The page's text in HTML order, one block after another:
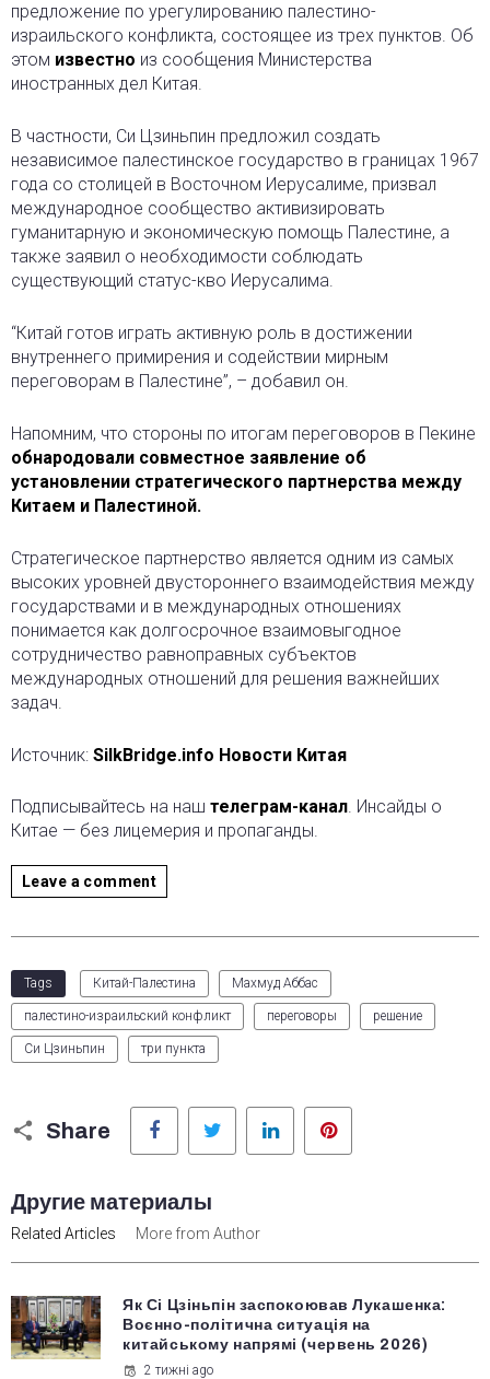
предложение по урегулированию палестино-
израильского конфликта, состоящее из трех пунктов. Об
этом известно из сообщения Министерства
иностранных дел Китая.
В частности, Си Цзиньпин предложил создать
независимое палестинское государство в границах 1967
года со столицей в Восточном Иерусалиме, призвал
международное сообщество активизировать
гуманитарную и экономическую помощь Палестине, а
также заявил о необходимости соблюдать
существующий статус-кво Иерусалима.
“Китай готов играть активную роль в достижении
внутреннего примирения и содействии мирным
переговорам в Палестине”, – добавил он.
Напомним, что стороны по итогам переговоров в Пекине
обнародовали совместное заявление об
установлении стратегического партнерства между
Китаем и Палестиной.
Стратегическое партнерство является одним из самых
высоких уровней двустороннего взаимодействия между
государствами и в международных отношениях
понимается как долгосрочное взаимовыгодное
сотрудничество равноправных субъектов
международных отношений для решения важнейших
задач.
Источник: SilkBridge.info Новости Китая
Подписывайтесь на наш телеграм-канал. Инсайды о
Китае — без лицемерия и пропаганды.
Leave a comment
Tags Китай-Палестина Махмуд Аббас
палестино-израильский конфликт переговоры решение
Си Цзиньпин три пункта
Share
Facebook Twitter LinkedIn
Другие материалы
Related Articles More from Author
Як Сі Цзіньпін заспокоював Лукашенка:
Воєнно-політична ситуація на
китайському напрямі (червень 2026)
2 тижні ago